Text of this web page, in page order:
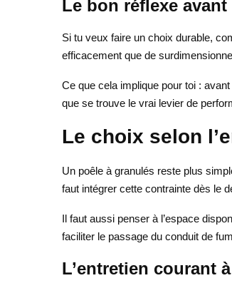
Le bon réflexe avant
Si tu veux faire un choix durable,
efficacement que de
Ce que cela implique pour toi :
que se trouve le vrai levier de
Le choix selon
Un poêle à granulés reste plus
faut intégrer cette contrainte dès le
Il faut aussi penser à l’espace
faciliter le passage du conduit de
L’entretien courant